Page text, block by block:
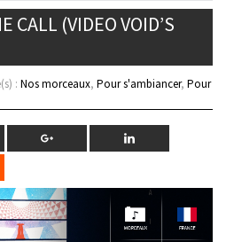
CALL (VIDEO VOID’S
: Nos morceaux, Pour s'ambiancer, Pour